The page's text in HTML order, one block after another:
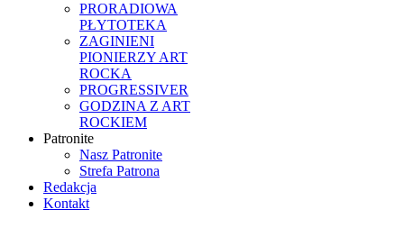
PRORADIOWA
PŁYTOTEKA
ZAGINIENI
PIONIERZY ART
ROCKA
PROGRESSIVER
GODZINA Z ART
ROCKIEM
Patronite
Nasz Patronite
Strefa Patrona
Redakcja
Kontakt